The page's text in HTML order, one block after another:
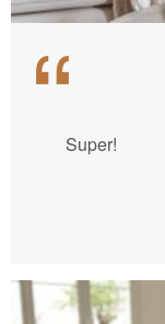
Super!